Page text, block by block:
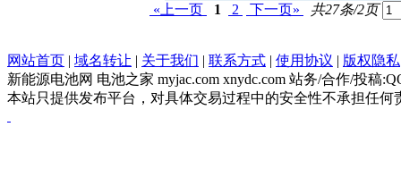
«上一页
1 2 下一页» 共27条/2页
网站首页 | 域名转让 | 关于我们 | 联系方式 | 使用协议 | 版权隐私
新能源电池网 电池之家 myjac.com xnydc.com 站务/合作/投稿
本站只提供发布平台，对具体交易过程中的安全性不承担任